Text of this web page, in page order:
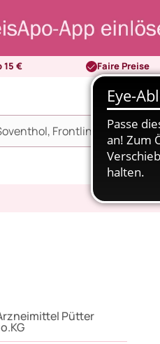
€ Faire Preise
Pütter